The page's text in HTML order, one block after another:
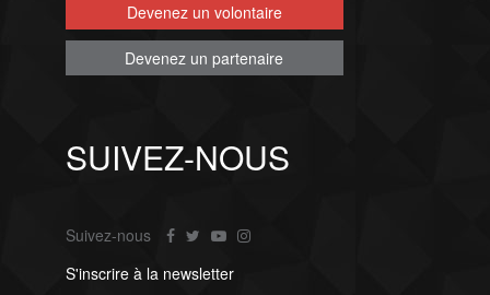
Devenez un volontaire
Devenez un partenaire
SUIVEZ-NOUS
Suivez-nous
S'inscrire à la newsletter